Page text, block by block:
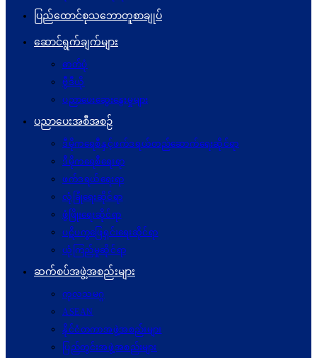
ပြည်ထောင်စုသဘောတူစာချုပ်
ဆောင်ရွက်ချက်များ
ဓာတ်ပုံ
ဗွီဒီယို
ပညာပေးဆွေးနွေးမှုများ
ပညာပေးအစီအစဉ်
ဒီမိုကရေစီနှင့်ဖက်ဒရယ်တည်ဆောက်ရေးဆိုင်ရာ
ဒီမိုကရေစီရေးရာ
ဖက်ဒရယ်ရေးရာ
လုံခြုံရေးဆိုင်ရာ
ဖွံဖြိုးရေးဆိုင်ရာ
ပဋိပက္ခ‌ဖြေရှင်းရေးဆိုင်ရာ
ယုံကြည်မှုဆိုင်ရာ
ဆက်စပ်အဖွဲ့အစည်းများ
ကုလသမဂ္ဂ
ASEAN
နိုင်ငံတကာအဖွဲ့အစည်းများ
ပြည်တွင်းအဖွဲ့အစည်းများ